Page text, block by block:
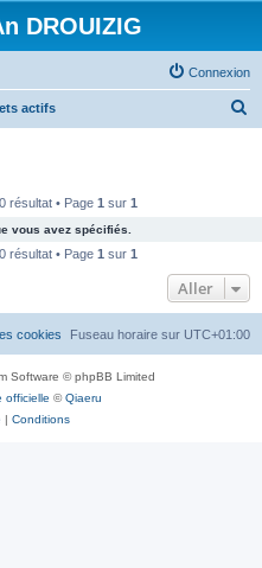
DROUIZIG
Connexion
actifs
c
e
résultat • Page 1 sur 1
vous avez spécifiés.
résultat • Page 1 sur 1
Aller
Fuseau horaire sur UTC+01:00
cookies
Software © phpBB Limited
officielle ©Qiaeru
| Conditions